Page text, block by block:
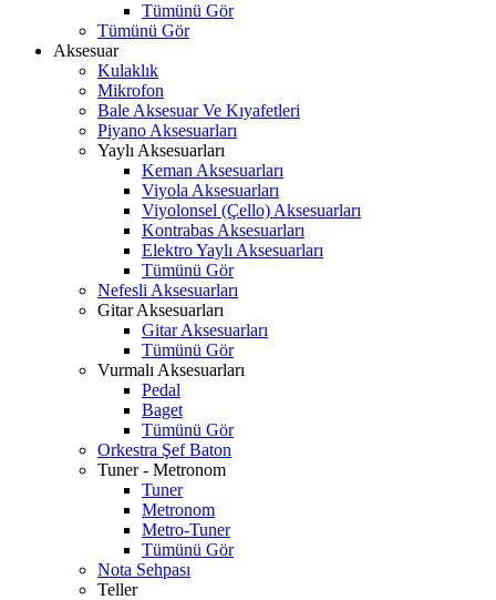
Tümünü Gör
Tümünü Gör
Aksesuar
Kulaklık
Mikrofon
Bale Aksesuar Ve Kıyafetleri
Piyano Aksesuarları
Yaylı Aksesuarları
Keman Aksesuarları
Viyola Aksesuarları
Viyolonsel (Çello) Aksesuarları
Kontrabas Aksesuarları
Elektro Yaylı Aksesuarları
Tümünü Gör
Nefesli Aksesuarları
Gitar Aksesuarları
Gitar Aksesuarları
Tümünü Gör
Vurmalı Aksesuarları
Pedal
Baget
Tümünü Gör
Orkestra Şef Baton
Tuner - Metronom
Tuner
Metronom
Metro-Tuner
Tümünü Gör
Nota Sehpası
Teller